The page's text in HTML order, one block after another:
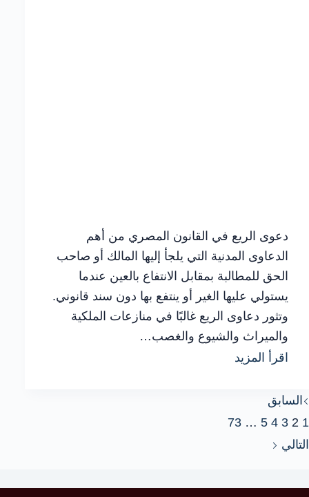
دعوى الريع في القانون المصري من أهم
الدعاوى المدنية التي يلجأ إليها المالك أو صاحب
الحق للمطالبة بمقابل الانتفاع بالعين عندما
يستولي عليها الغير أو ينتفع بها دون سند قانوني.
وتثور دعاوى الريع غالبًا في منازعات الملكية
والميراث والشيوع والغصب…
اقرأ المزيد
لقبول
في
السابق
1
2
3
4
5
…
73
التالي